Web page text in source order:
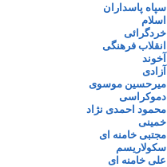
سپاه پاسداران
اسلام
خردگرائی
انقلاب فرهنگی
آخوند
آزادی
میرحسین موسوی
دموکراسی
محمود احمدی نژاد
خمینی
مجتبی خامنه ای
سکولاریسم
علی خامنه ای